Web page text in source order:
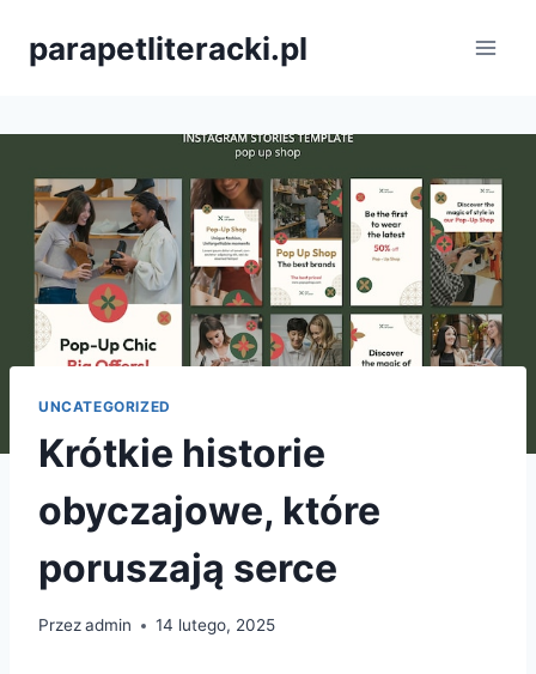
parapetliteracki.pl
UNCATEGORIZED
Krótkie historie
obyczajowe, które
poruszają serce
Przezadmin 14 lutego, 2025